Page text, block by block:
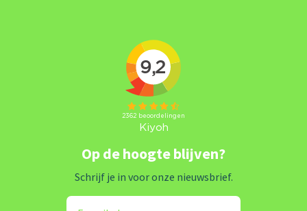
Op de hoogte blijven?
Schrijf je in voor onze nieuwsbrief.